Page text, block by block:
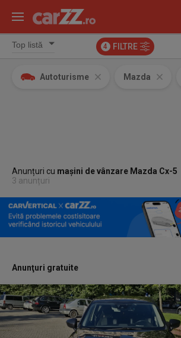
4 FILTRE
Autoturisme Mazda
Anunțuri cu mașini de vânzare Mazda Cx-5
3 anunțuri
Anunţuri gratuite